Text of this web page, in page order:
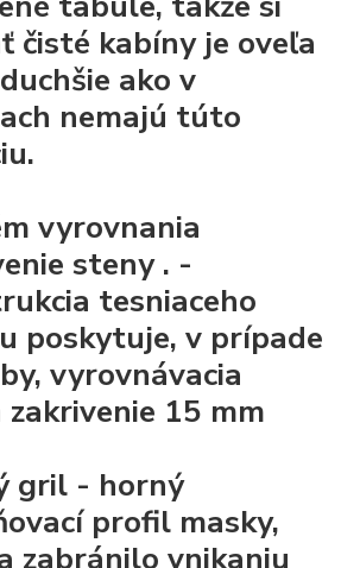
čisté kabíny je oveľa
ako v
nemajú túto
vyrovnania
steny. -
tesniaceho
poskytuje, v prípade
vyrovnávacia
15 mm
gril - horný
profil masky,
zabránilo vnikaniu